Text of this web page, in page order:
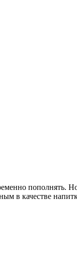
пополнять. Но
в качестве